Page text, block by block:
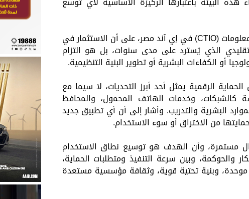
وشدد الرئيس التنفيذي لقطاع التكنولوجيا ونظم المعلومات (CTIO) في إي آند مصر، على أن الاستثمار في
الذي يُسترد على مدى سنوات، بل هو التزام
أو الكفاءات البشرية أو تطوير البنية التنظيمية.
الرقمية يمثل أحد أبرز التحديات، لا سيما مع
كالشبكات، وخدمات الهاتف المحمول، والمحافظ
البشرية والتدريب. وأشار إلى أن أي تطبيق جديد
من الاختراق أو سوء الاستخدام.
مستمرة، وأن الهدف هو توسيع نطاق الاستخدام
والحوكمة، وبين سرعة التنفيذ ومتطلبات الحماية،
موحدة، وبنية تحتية قوية، وثقافة مؤسسية مستعدة